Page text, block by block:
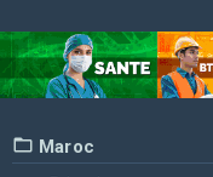
Maroc